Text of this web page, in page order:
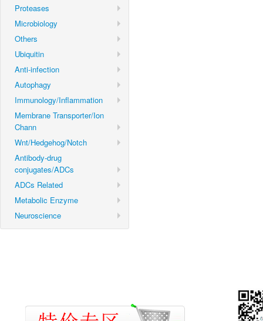
Proteases
Microbiology
Others
Ubiquitin
Anti-infection
Autophagy
Immunology/Inflammation
Membrane Transporter/Ion
Chann
Wnt/Hedgehog/Notch
Antibody-drug
conjugates/ADCs
ADCs Related
Metabolic Enzyme
Neuroscience